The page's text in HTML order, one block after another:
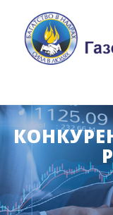
content